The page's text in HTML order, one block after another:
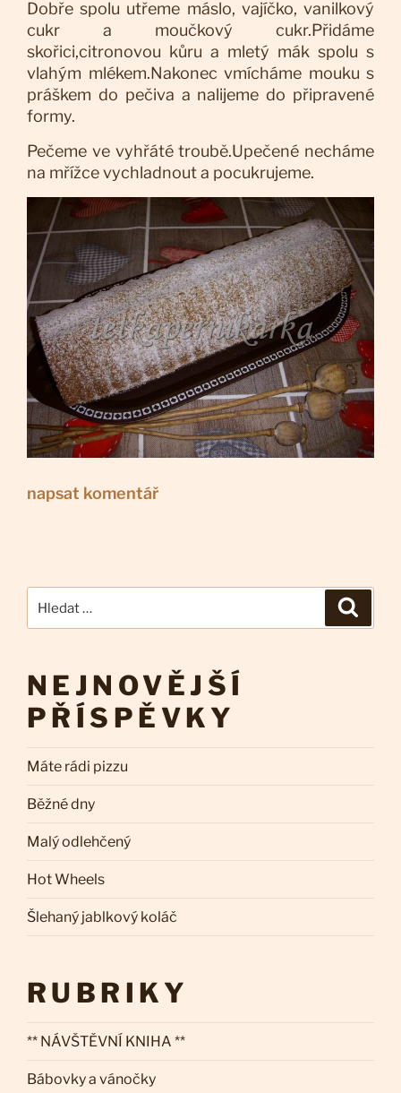
Dobře spolu utřeme máslo, vajíčko, vanilkový
cukr a moučkový cukr.Přidáme
skořici,citronovou kůru a mletý mák spolu s
vlahým mlékem.Nakonec vmícháme mouku s
práškem do pečiva a nalijeme do připravené
formy.
Pečeme ve vyhřáté troubě.Upečené necháme
na mřížce vychladnout a pocukrujeme.
napsat komentář
NEJNOVĚJŠÍ
PŘÍSPĚVKY
Máte rádi pizzu
Běžné dny
Malý odlehčený
Hot Wheels
Šlehaný jablkový koláč
RUBRIKY
** NÁVŠTĚVNÍ KNIHA **
Bábovky a vánočky